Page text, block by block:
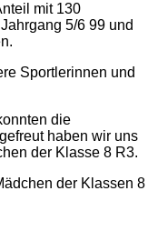
mit 130
5/6 99 und
Sportlerinnen und
die
haben wir uns
der Klasse 8 R3.
der Klassen 8